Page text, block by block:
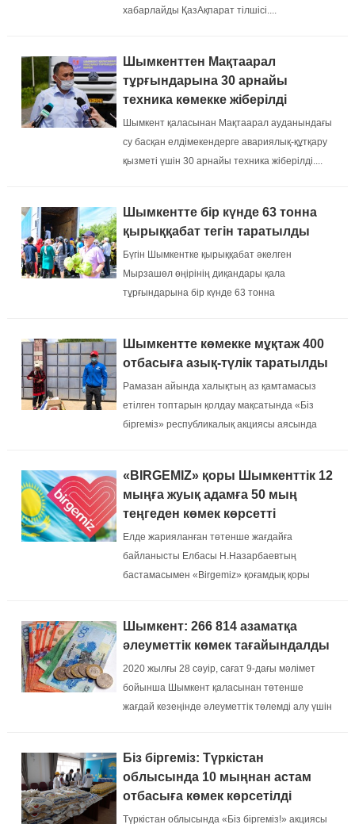
хабарлайды ҚазАқпарат​ тілшісі....
Шымкенттен Мақтаарал
тұрғындарына 30 арнайы
техника көмекке жіберілді
Шымкент қаласынан Мақтаарал ауданындағы
су басқан елдімекендерге авариялық-құтқару
қызметі үшін 30 арнайы техника жіберілді....
Шымкентте бір күнде 63 тонна
қырыққабат тегін таратылды
Бүгін Шымкентке қырыққабат әкелген
Мырзашөл өңірінің диқандары қала
тұрғындарына бір күнде 63 тонна
Шымкентте көмекке мұқтаж 400
отбасыға азық-түлік таратылды
Рамазан айында халықтың аз қамтамасыз
етілген топтарын қолдау мақсатында «Біз
біргеміз» республикалық акциясы аясында
«BIRGEMIZ» қоры Шымкенттік 12
мыңға жуық адамға 50 мың
теңгеден көмек көрсетті
Елде жарияланған төтенше жағдайға
байланысты Елбасы Н.Назарбаевтың
бастамасымен «Birgemiz» қоғамдық қоры
жатқаны баршаға белгілі....
Шымкент: 266 814 азаматқа
әлеуметтік көмек тағайындалды
2020 жылғы 28 сәуір, сағат 9-дағы мәлімет
бойынша Шымкент қаласынан төтенше
жағдай кезеңінде әлеуметтік төлемді алу үшін
Біз біргеміз: Түркістан
облысында 10 мыңнан астам
отбасыға көмек көрсетілді
Түркістан облысында «Біз біргеміз!» акциясы